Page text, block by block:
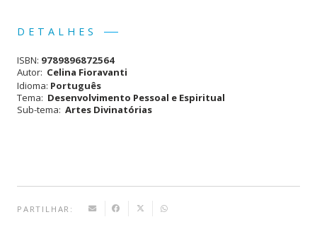
22,20 €.
DETALHES
ISBN: 9789896872564
Autor: Celina Fioravanti
Idioma: Português
Tema: Desenvolvimento Pessoal e Espiritual
Sub-tema: Artes Divinatórias
PARTILHAR: